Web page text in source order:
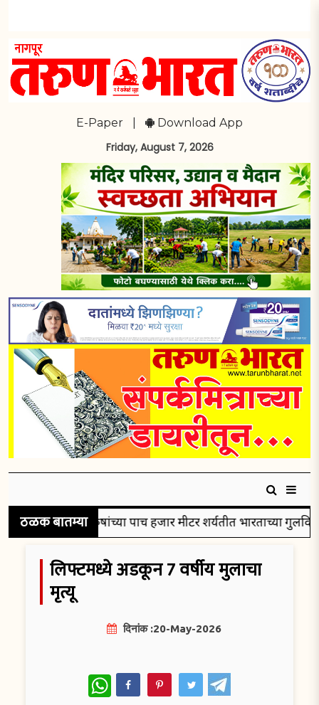
E-Paper Download App
Friday, August 7, 2026
ठळक बातम्यापुरुषांच्या पाच हजार मीटर शर्यतीत भारताच्या
लिफ्टमध्ये अडकून 7 वर्षीय मुलाचा
मृत्यू
दिनांक :20-May-2026
WhatsApp